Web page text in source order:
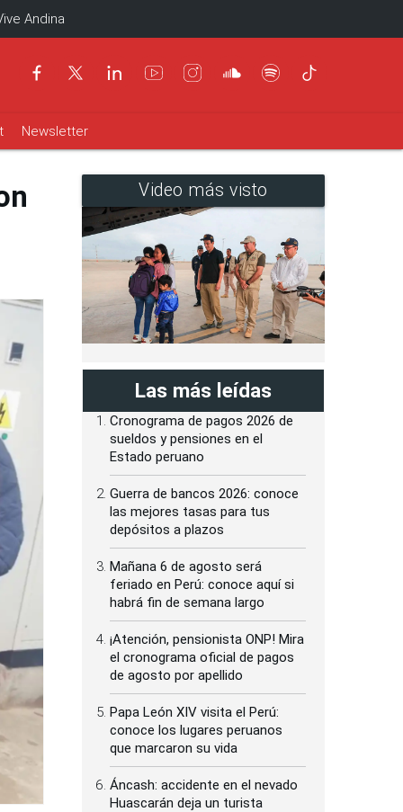
Andina
Newsletter
Video más visto
Las más leídas
Cronograma de pagos 2026 de
sueldos y pensiones en el
Estado peruano
Guerra de bancos 2026: conoce
las mejores tasas para tus
depósitos a plazos
Mañana 6 de agosto será
feriado en Perú: conoce aquí si
habrá fin de semana largo
¡Atención, pensionista ONP! Mira
el cronograma oficial de pagos
de agosto por apellido
Papa León XIV visita el Perú:
conoce los lugares peruanos
que marcaron su vida
Áncash: accidente en el nevado
Huascarán deja un turista